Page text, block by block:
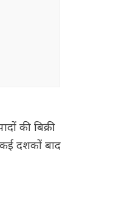
की बिक्री
दशकों बाद